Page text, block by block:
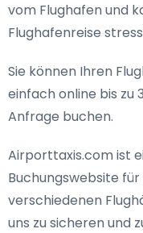
vom Flughafen und
Flughafenreise
Sie können Ihren
einfach online bis zu
Anfrage buchen.
Airporttaxis.com ist
Buchungswebsite
verschiedenen
uns zu sicheren und